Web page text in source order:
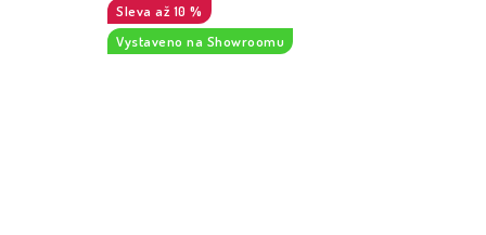
až 10 %
Vystaveno na Showroomu